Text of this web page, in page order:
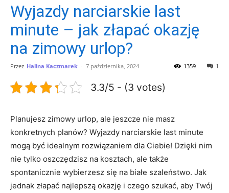
Wyjazdy narciarskie last
minute – jak złapać okazję
na zimowy urlop?
Przez Halina Kaczmarek - 7 października, 2024 1
1359
3.3/5 - (3 votes)
Planujesz zimowy urlop, ale jeszcze nie masz
konkretnych planów? Wyjazdy narciarskie last minute
mogą być idealnym rozwiązaniem dla Ciebie! Dzięki nim
nie tylko oszczędzisz na kosztach, ale także
spontanicznie wybierzesz się na białe szaleństwo. Jak
jednak złapać najlepszą okazję i czego szukać, aby Twój